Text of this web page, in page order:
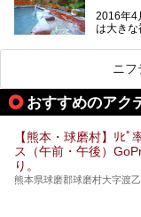
出すスー
をピック
2016年4
は大きな
阿蘇山麓
荘」か
館」の2
期は孤立
温泉」と
ん。
この2軒
獄温泉
します。
ニフ
おすすめのアク
【熊本・球磨村】ﾘﾋ
ス（午前・午後）
り。
熊本県球磨郡球磨村大字渡